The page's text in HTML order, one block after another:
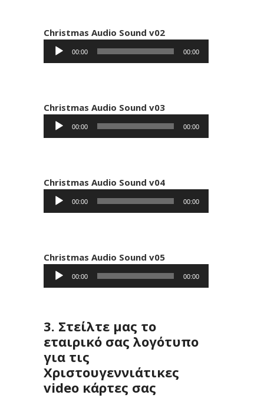
Christmas Audio Sound v02
Πρόγραμμα
Αναπαραγωγής
00:00 00:00
Christmas Audio Sound v03
Πρόγραμμα
Αναπαραγωγής
00:00 00:00
Christmas Audio Sound v04
Πρόγραμμα
Αναπαραγωγής
00:00 00:00
Christmas Audio Sound v05
Πρόγραμμα
Αναπαραγωγής
00:00 00:00
3. Στείλτε μας το
εταιρικό σας λογότυπο
για τις
Χριστουγεννιάτικες
video κάρτες σας